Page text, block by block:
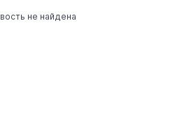
не найдена